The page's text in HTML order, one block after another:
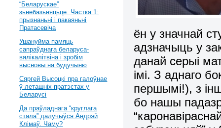
ён у значнай
адзначыць у
данай серыі
імі. З аднаго
першымі!), з
бо нашы
“Беларускае”
зьнебазьняцьце. Частка 1:
прызнаньні і пакаяньні
Пратасевіча
Ушануйма памяць
сапраўднага беларуса-
вялікалітвіна і зробім
высновы на будучыню
Сяргей Высоцкі пра галоўнае
ў леташніх пратэстах у
Беларусі
Да праўладнага “круглага
стала” далучыўся Андрэй
Клімаў. Чаму?